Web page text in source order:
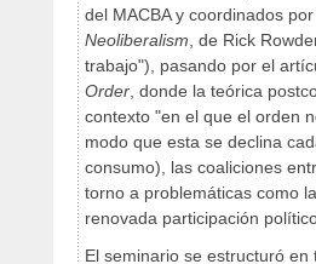
del MACBA y coordinados
Neoliberalism , de Rick
trabajo"), pasando por el
Order , donde la teórica
contexto "en el que el orden
modo que esta se declina
consumo), las coaliciones
torno a problemáticas como
renovada participación
El seminario se estructuró